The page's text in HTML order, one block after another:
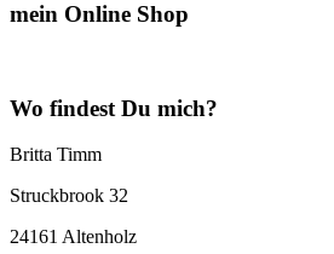
mein Online Shop
Wo findest Du mich?
Britta Timm
Struckbrook 32
24161 Altenholz